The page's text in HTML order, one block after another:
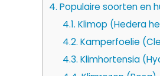
4. Populaire soorten en
4.1. Klimop (Hedera
4.2. Kamperfoelie
4.3. Klimhortensia